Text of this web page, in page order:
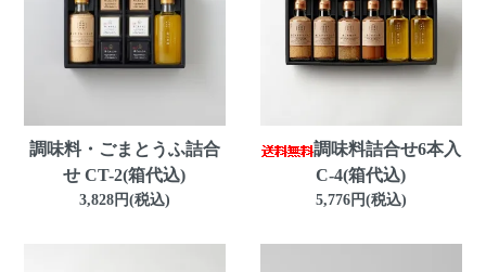
調味料・ごまとうふ詰合
せ CT-2(箱代込)
3,828円(税込)
調味料詰合せ6本入
C-4(箱代込)
5,776円(税込)